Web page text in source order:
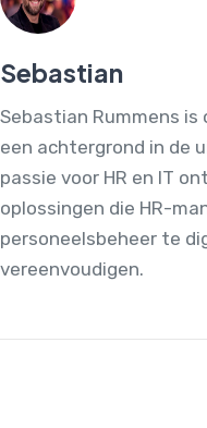
Sebastian
Sebastian Rummens is
een achtergrond in de
passie voor HR en IT
oplossingen die HR-
personeelsbeheer te
vereenvoudigen.